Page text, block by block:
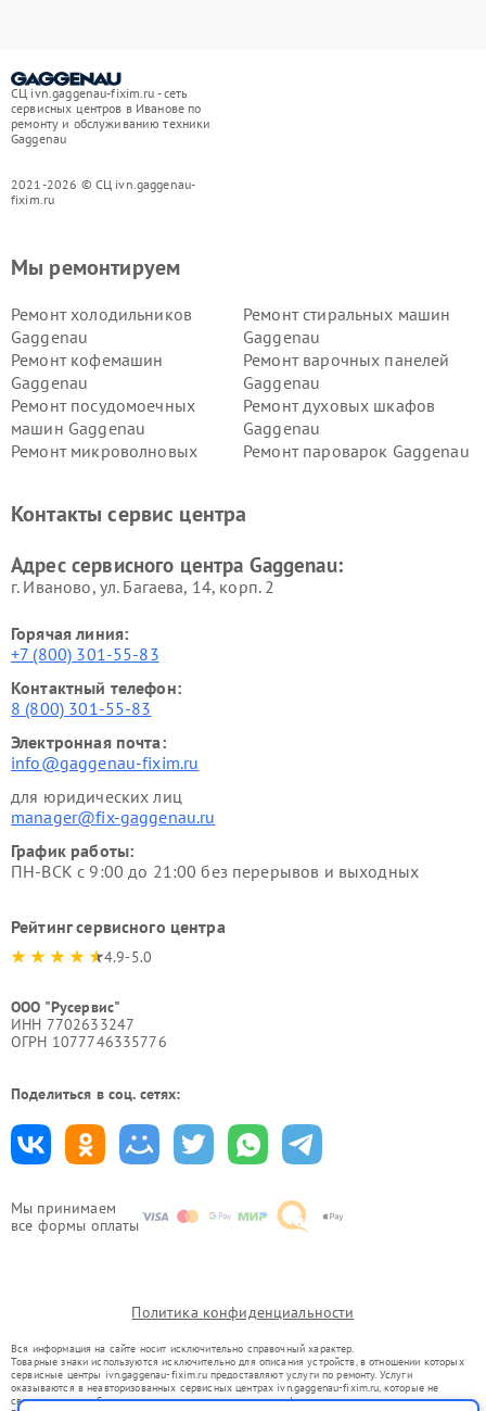
СЦ ivn.gaggenau-fixim.ru - сеть
сервисных центров в Иванове по
ремонту и обслуживанию техники
Gaggenau
2021-2026 © СЦ ivn.gaggenau-
fixim.ru
Мы принимаем
все формы оплаты
Мы ремонтируем
Ремонт холодильников
Gaggenau
Ремонт стиральных машин
Gaggenau
Ремонт кофемашин
Gaggenau
Ремонт варочных панелей
Gaggenau
Ремонт посудомоечных
машин Gaggenau
Ремонт духовых шкафов
Gaggenau
Ремонт микроволновых
Ремонт пароварок Gaggenau
Контакты сервис центра
Адрес сервисного центра Gaggenau:
г. Иваново, ул. Багаева, 14, корп. 2
Горячая линия:
+7 (800) 301-55-83
Контактный телефон:
8 (800) 301-55-83
Электронная почта:
info@gaggenau-fixim.ru
для юридических лиц
manager@fix-gaggenau.ru
График работы:
ПН-ВСК с 9:00 до 21:00 без перерывов и выходных
Рейтинг сервисного центра
4.9-5.0
ООО "Русервис"
ИНН 7702633247
ОГРН 1077746335776
Поделиться в соц. сетях:
Политика конфиденциальности
Вся информация на сайте носит исключительно справочный характер.
Товарные знаки используются исключительно для описания устройств, в отношении которых
сервисные центры ivn.gaggenau-fixim.ru предоставляют услуги по ремонту. Услуги
оказываются в неавторизованных сервисных центрах ivn.gaggenau-fixim.ru, которые не
связаны с правообладателями товарных знаков или их официальными представителями.